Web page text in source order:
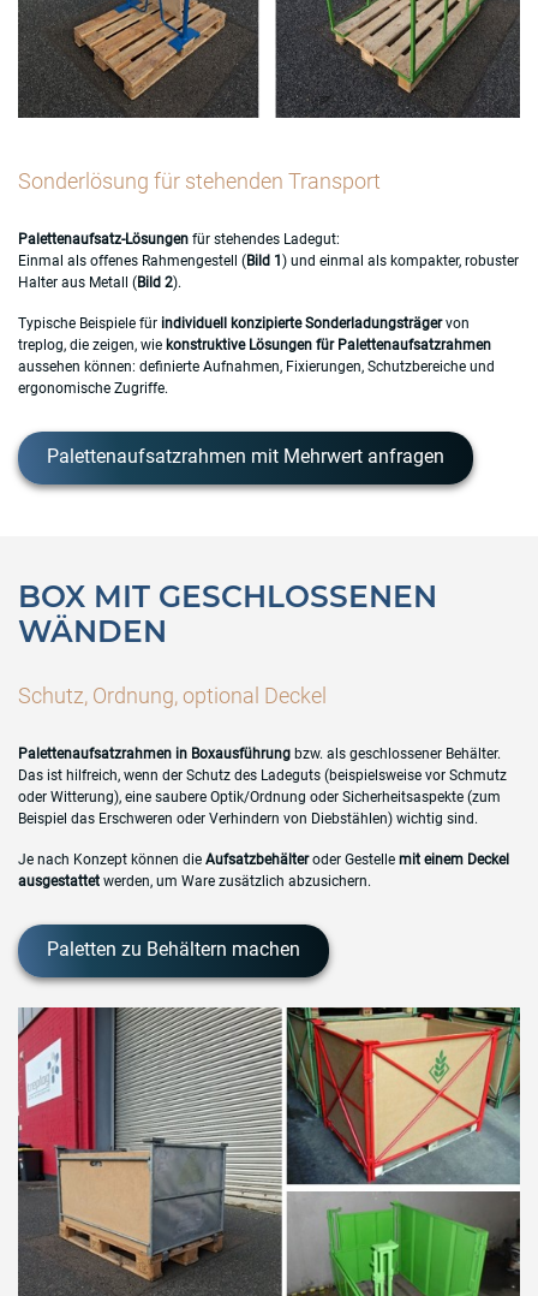
Sonderlösung für stehenden Transport
Palettenaufsatz-Lösungen für stehendes Ladegut:
Einmal als offenes Rahmengestell (Bild 1) und einmal als kompakter, robuster
Halter aus Metall (Bild 2).
Typische Beispiele für individuell konzipierte Sonderladungsträgervon
treplog, die zeigen, wie konstruktive Lösungen für Palettenaufsatzrahmen
aussehen können: definierte Aufnahmen, Fixierungen, Schutzbereiche und
ergonomische Zugriffe.
Palettenaufsatzrahmen mit Mehrwert anfragen
BOX MIT GESCHLOSSENEN
WÄNDEN
Schutz, Ordnung, optional Deckel
Palettenaufsatzrahmen in Boxausführung bzw. als geschlossener Behälter.
Das ist hilfreich, wenn der Schutz des Ladeguts (beispielsweise vor Schmutz
oder Witterung), eine saubere Optik/Ordnung oder Sicherheitsaspekte (zum
Beispiel das Erschweren oder Verhindern von Diebstählen) wichtig sind.
Je nach Konzept können die Aufsatzbehälteroder Gestelle mit einem Deckel
ausgestattet werden, um Ware zusätzlich abzusichern.
Paletten zu Behältern machen